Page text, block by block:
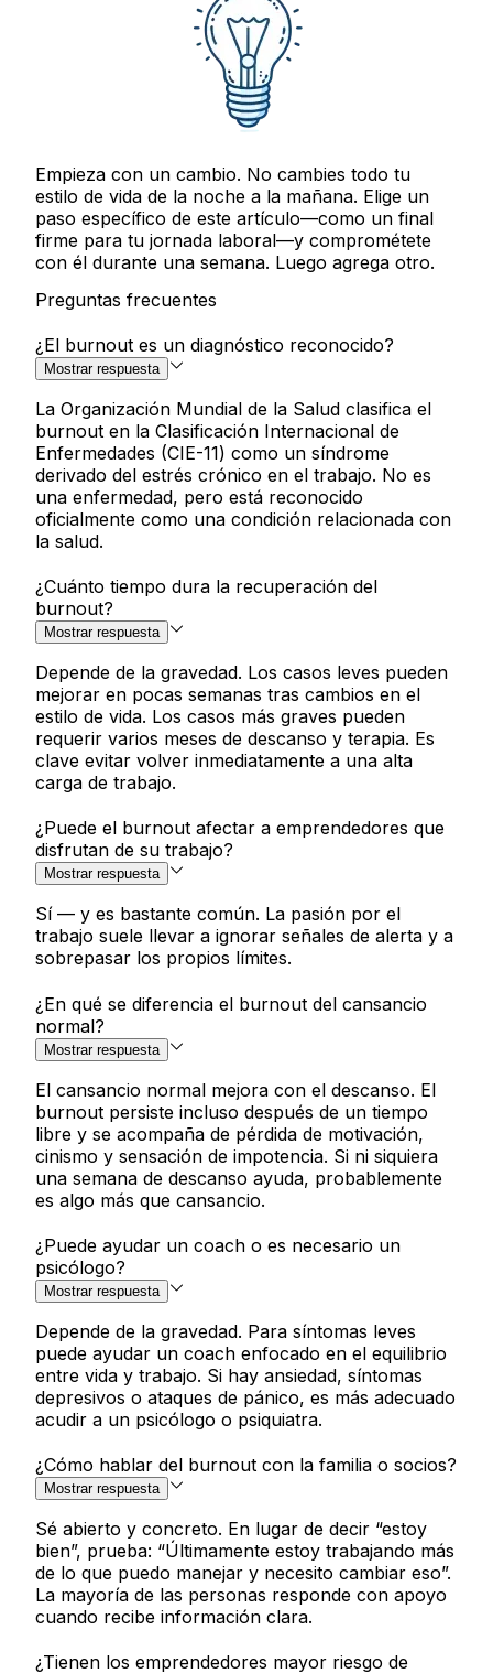
Empieza con un cambio. No cambies todo tu
estilo de vida de la noche a la mañana. Elige un
paso específico de este artículo—como un final
firme para tu jornada laboral—y comprométete
con él durante una semana. Luego agrega otro.
Preguntas frecuentes
¿El burnout es un diagnóstico reconocido?
Mostrar respuesta
La Organización Mundial de la Salud clasifica el
burnout en la Clasificación Internacional de
Enfermedades (CIE-11) como un síndrome
derivado del estrés crónico en el trabajo. No es
una enfermedad, pero está reconocido
oficialmente como una condición relacionada con
la salud.
¿Cuánto tiempo dura la recuperación del
burnout?
Mostrar respuesta
Depende de la gravedad. Los casos leves pueden
mejorar en pocas semanas tras cambios en el
estilo de vida. Los casos más graves pueden
requerir varios meses de descanso y terapia. Es
clave evitar volver inmediatamente a una alta
carga de trabajo.
¿Puede el burnout afectar a emprendedores que
disfrutan de su trabajo?
Mostrar respuesta
Sí — y es bastante común. La pasión por el
trabajo suele llevar a ignorar señales de alerta y a
sobrepasar los propios límites.
¿En qué se diferencia el burnout del cansancio
normal?
Mostrar respuesta
El cansancio normal mejora con el descanso. El
burnout persiste incluso después de un tiempo
libre y se acompaña de pérdida de motivación,
cinismo y sensación de impotencia. Si ni siquiera
una semana de descanso ayuda, probablemente
es algo más que cansancio.
¿Puede ayudar un coach o es necesario un
psicólogo?
Mostrar respuesta
Depende de la gravedad. Para síntomas leves
puede ayudar un coach enfocado en el equilibrio
entre vida y trabajo. Si hay ansiedad, síntomas
depresivos o ataques de pánico, es más adecuado
acudir a un psicólogo o psiquiatra.
¿Cómo hablar del burnout con la familia o socios?
Mostrar respuesta
Sé abierto y concreto. En lugar de decir “estoy
bien”, prueba: “Últimamente estoy trabajando más
de lo que puedo manejar y necesito cambiar eso”.
La mayoría de las personas responde con apoyo
cuando recibe información clara.
¿Tienen los emprendedores mayor riesgo de